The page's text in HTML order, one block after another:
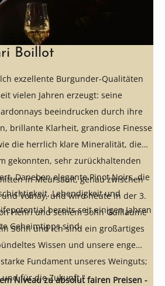
Boillot
exzellente Burgunder-Qualitäten
vielen Jahren erzeugt: seine
beeindrucken durch ihre
brillante Klarheit, grandiose Finesse
die herrlich klare Mineralität, die
gekonnten, sehr zurückhaltenden
Daneben elegante Pinot Noirs, die
Lebendigkeit und
bereits seit einigen Jahren
Geheimtipps sind.
in Meursault, genau zwischen
Volnay, und wird heute in der 3.
Henri und seinem Sohn Guillaume
Sohn und ich sind ein großartiges
Fundament unseres Weinguts;
und für die Zukunft."
Niveau zu absolut fairen Preisen -